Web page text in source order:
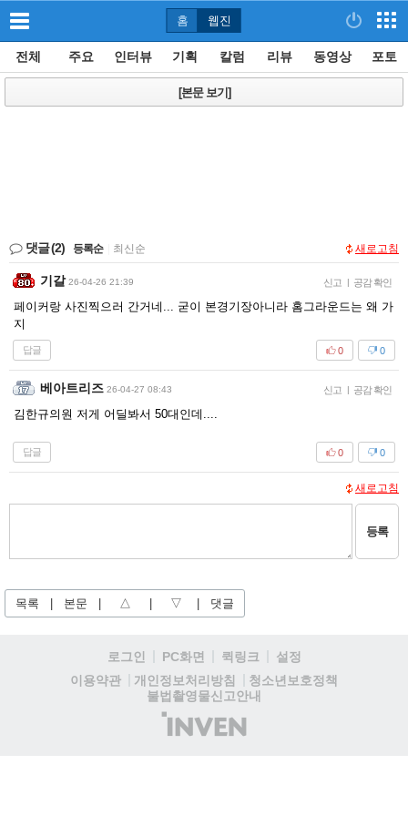
홈 웹진
전체 주요 인터뷰 기획 칼럼 리뷰 동영상 포토
[본문 보기]
댓글(2) 등록순 최신순 새로고침
기갈 26-04-26 21:39 신고 | 공감 확인
페이커랑 사진찍으러 간거네... 굳이 본경기장아니라 홈그라운드는 왜 가
지
답글 0
0
베아트리즈 26-04-27 08:43 신고 | 공감 확인
김한규의원 저게 어딜봐서 50대인데....
답글 0
0
새로고침
등록
목록 본문 △ ▽ 댓글
로그인 PC화면 퀵링크
설정
이용약관
개인정보처리방침
청소년보호정책
불법촬영물신고안내
(주)
인